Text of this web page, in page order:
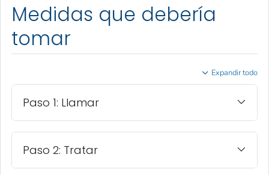
Medidas que debería
tomar
Expandir todo
Paso 1: Llamar
Paso 2: Tratar